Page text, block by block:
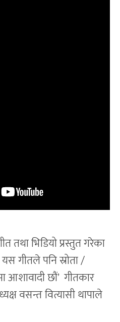
तथा भिडियो प्रस्तुत गरेका
गीतले पनि स्रोता /
आशावादी छौं’ गीतकार
वसन्त वित्यासी थापाले